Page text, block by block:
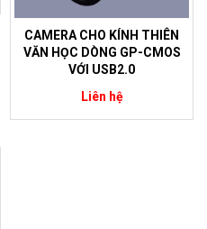
CAMERA CHO KÍNH THIÊN
VĂN HỌC DÒNG GP-CMOS
VỚI USB2.0
Liên hệ